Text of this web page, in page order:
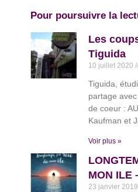
Pour poursuivre la
Les
Tiguida
10 juillet 2020
Tiguida,
partage
de coeur :
Kaufman et
Voir plus »
MON ILE
23 janvier